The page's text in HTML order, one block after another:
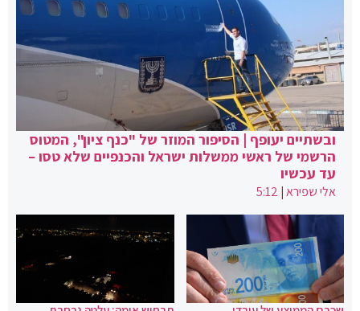
ובשתיים יעופף | הסיפור המוזר של "כנף ציון", המטוס
הרשמי של ראשי ממשלות ישראל והכנפיים שלא טסו –
עד עכשיו
אלי שפירא|
5:12